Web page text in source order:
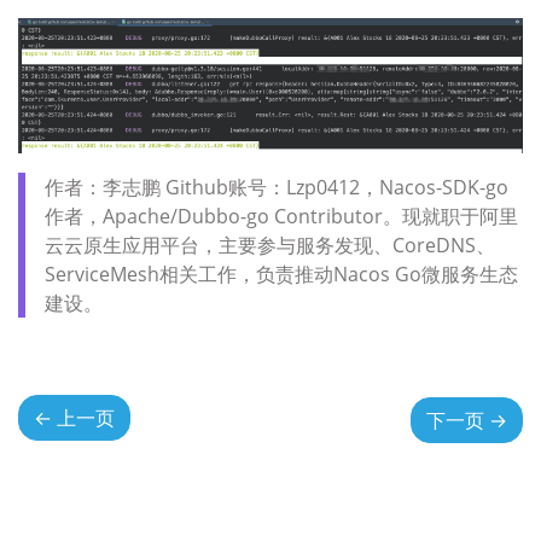
作者：李志鹏 Github账号：Lzp0412，Nacos-SDK-go
作者，Apache/Dubbo-go Contributor。现就职于阿里
云云原生应用平台，主要参与服务发现、CoreDNS、
ServiceMesh相关工作，负责推动Nacos Go微服务生态
建设。
← 上一页 下一页 →